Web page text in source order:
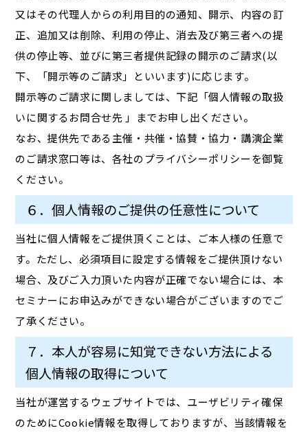
又はその代理人からの利用目的の通知、開示、内容の訂
正、追加又は削除、利用の停止、消去及び第三者への提
供の停止等、並びに第三者提供記録の開示のご請求(以
下、「開示等のご請求」といいます)に応じます。
開示等のご請求に関しましては、下記「個人情報の取扱
いに関するお問合せ先 」までお申し出ください。
なお、提供先である主催・共催・協賛・協力・講演企業
のご請求窓口等は、各社のプライバシーポリシーを御覧
ください。
６．個人情報のご提供の任意性について
当社に個人情報をご提供頂くことは、ご本人様の任意で
す。ただし、必須項目に設定する情報をご提供頂けない
場合、及びご入力頂いた内容が正確でない場合には、本
セミナーにお申込みができない場合がございますのでご
了承ください。
７．本人が容易に知覚できない方法による
個人情報の取得について
当社が運営するウェブサイトでは、ユーザビリティ確保
のためにCookie情報を取得しておりますが、当該情報を